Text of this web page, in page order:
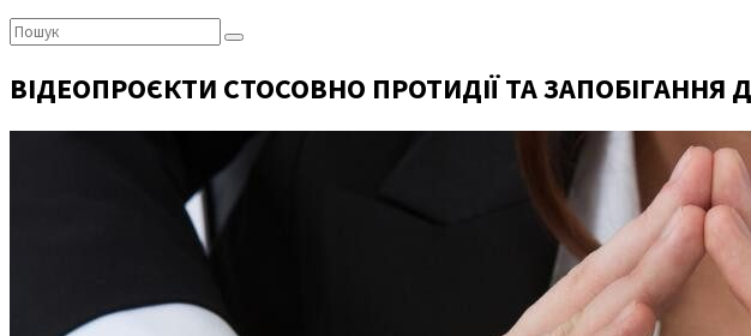
Пошук:
ВІДЕОПРОЄКТИ СТОСОВНО ПРОТИДІЇ ТА ЗАПОБІГАННЯ